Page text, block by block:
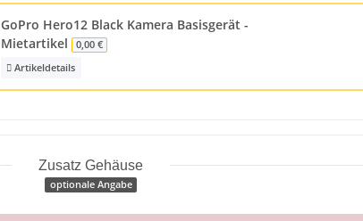
GoPro Hero12 Black Kamera Basisgerät -
Mietartikel
0,00 €
Artikeldetails
Zusatz Gehäuse
optionale Angabe